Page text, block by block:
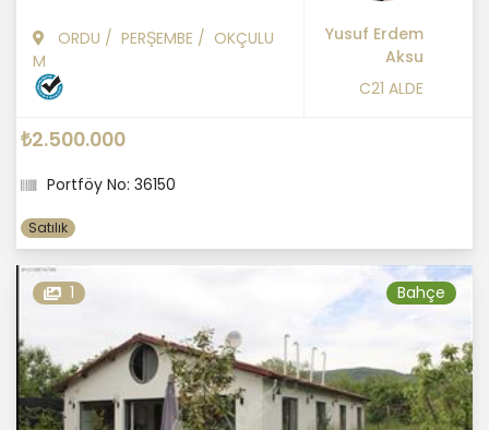
ORDU / PERŞEMBE / OKÇULU
M
Yusuf Erdem
Aksu
C21 ALDE
₺2.500.000
Portföy No: 36150
Satılık
1 Bahçe